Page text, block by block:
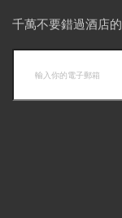
千萬不要錯過酒店